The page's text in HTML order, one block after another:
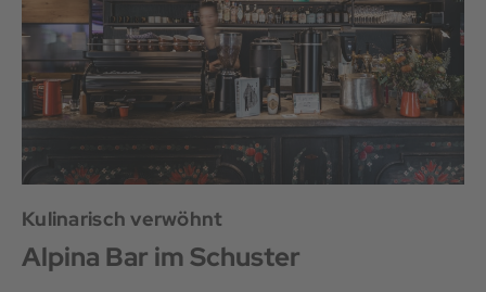
Kulinarisch verwöhnt
Alpina Bar im Schuster